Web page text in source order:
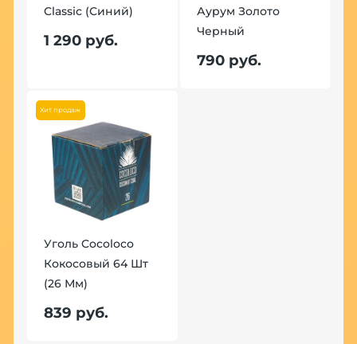
Classic (Синий)
1 290 руб.
Аурум Золото
Черный
790 руб.
Хит продаж
Уголь Cocoloco
Кокосовый 64 Шт
(26 Мм)
839 руб.